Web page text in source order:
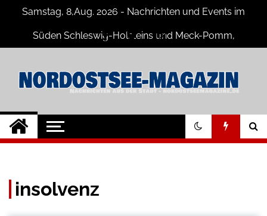
Samstag, 8,Aug. 2026 - Nachrichten und Events im
Süden Schleswig-Holsteins und Meck-Pomm,
Nord-Ostsee-
Magazine Blog
Der Blog der Nord-Ostsee Magazine
insolvenz